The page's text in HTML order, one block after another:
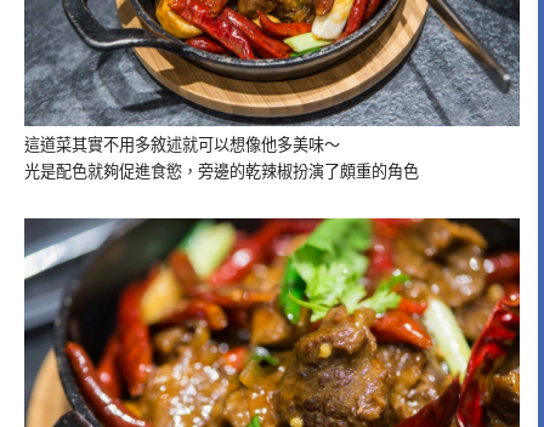
這道菜其實不用多敘述就可以想像他多美味～
光是配色就夠促進食慾，旁邊的乾辣椒扮演了頗重的角色